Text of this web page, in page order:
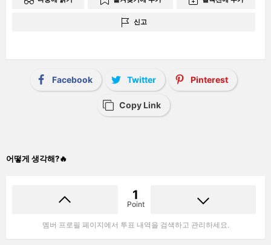
신고
Facebook Twitter Pinterest
Copy Link
어떻게 생각해?🔥
1
Point
멤버 프로필 페이지에서 투표 내역을 검색하고 관리하세요.